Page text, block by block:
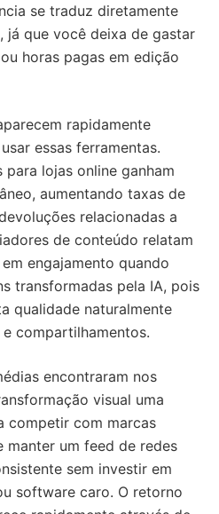
se traduz diretamente
já que você deixa de gastar
horas pagas em edição
rapidamente
essas ferramentas.
lojas online ganham
aumentando taxas de
relacionadas a
de conteúdo relatam
engajamento quando
transformadas pela IA, pois
qualidade naturalmente
compartilhamentos.
encontraram nos
visual uma
competir com marcas
manter um feed de redes
sem investir em
software caro. O retorno